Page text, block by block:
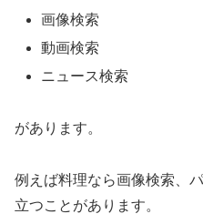
画像検索
動画検索
ニュース検索
があります。
例えば料理なら画像検索、
立つことがあります。